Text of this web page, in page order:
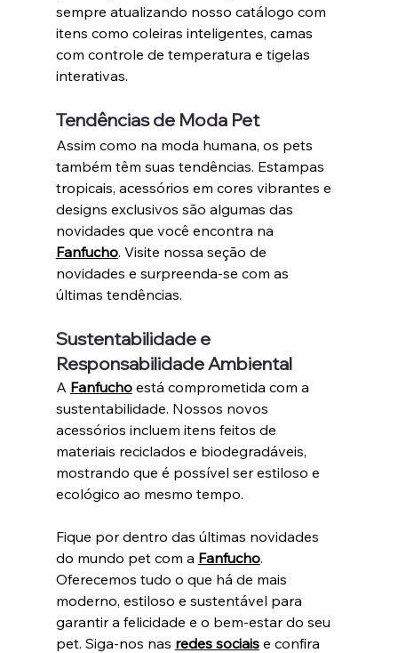
sempre atualizando nosso catálogo com
itens como coleiras inteligentes, camas
com controle de temperatura e tigelas
interativas.
Tendências de Moda Pet
Assim como na moda humana, os pets
também têm suas tendências. Estampas
tropicais, acessórios em cores vibrantes e
designs exclusivos são algumas das
novidades que você encontra na
Fanfucho. Visite nossa seção de
novidades e surpreenda-se com as
últimas tendências.
Sustentabilidade e
Responsabilidade Ambiental
A Fanfucho está comprometida com a
sustentabilidade. Nossos novos
acessórios incluem itens feitos de
materiais reciclados e biodegradáveis,
mostrando que é possível ser estiloso e
ecológico ao mesmo tempo.
Fique por dentro das últimas novidades
do mundo pet com a Fanfucho.
Oferecemos tudo o que há de mais
moderno, estiloso e sustentável para
garantir a felicidade e o bem-estar do seu
pet. Siga-nos nas redes sociais e confira